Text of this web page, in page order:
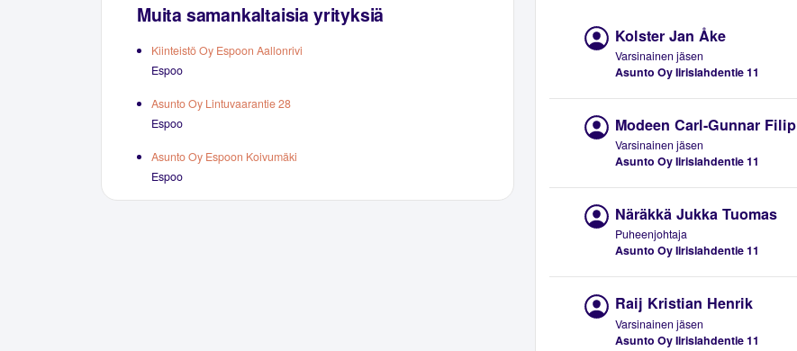
Muita samankaltaisia yrityksiä
Kiinteistö Oy Espoon Aallonrivi
Espoo
Asunto Oy Lintuvaarantie 28
Espoo
Asunto Oy Espoon Koivumäki
Espoo
Kolster Jan Åke
Varsinainen jäsen
Asunto Oy Iirislahdentie 11
Modeen Carl-Gunnar Filip
Varsinainen jäsen
Asunto Oy Iirislahdentie 11
Näräkkä Jukka Tuomas
Puheenjohtaja
Asunto Oy Iirislahdentie 11
Raij Kristian Henrik
Varsinainen jäsen
Asunto Oy Iirislahdentie 11